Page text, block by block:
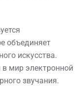
объединяет
искусства.
мир электронной
звучания.